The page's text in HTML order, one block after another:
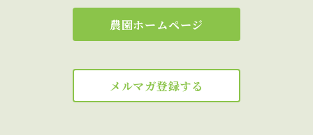
農園ホームページ
メルマガ登録する